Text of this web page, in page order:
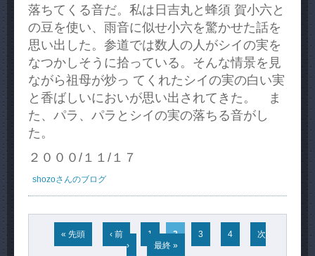
落ちてくる音だ。私は日吉丸と蜂須 賀小六と
の豆を使い、雨音に似せ小六を驚かせた話を
思い出した。参道では数人の人がシイの実を
なつかしそうに拾っている。そんな情景を見
ながら祖母が炒っ てくれたシイの実の白い実
と香ばしいにおいが思い出されてきた。 ま
た、パラ、パラとシイの実の落ちる音がし
た。
２０００/１１/１７
shozoさんのブログ
ページ
« 先頭 ‹ 前 1 2 3 4
次
›
最終 »